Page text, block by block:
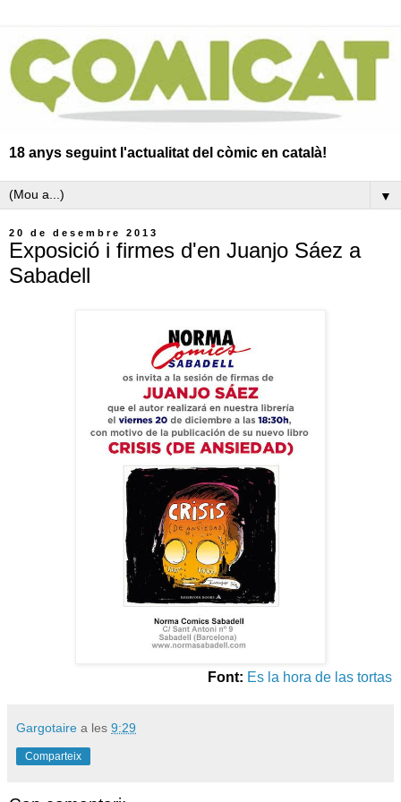
18 anys seguint l'actualitat del còmic en català!
▼
20 de desembre 2013
Exposició i firmes d'en Juanjo Sáez a
Sabadell
Font: Es la hora de las tortas
Gargotaire a les 9:29
Comparteix